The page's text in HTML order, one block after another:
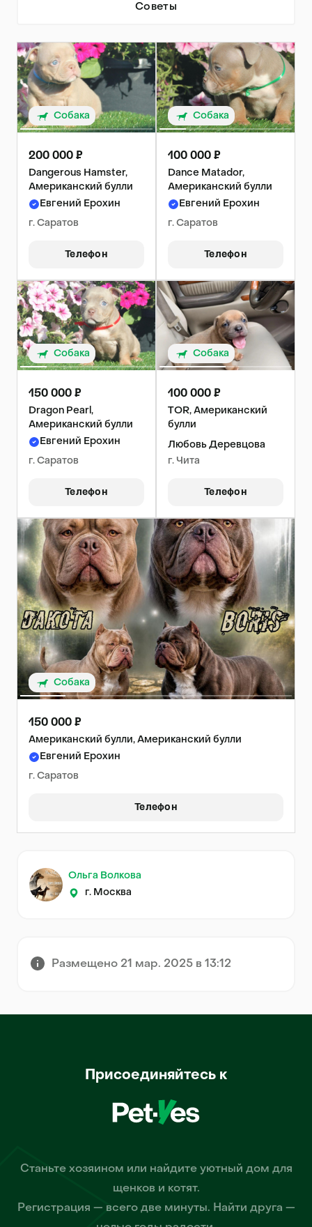
Советы
Собака
200 000 ₽
Dangerous Hamster,
Американский булли
Евгений Ерохин
г. Саратов
Телефон
Собака
100 000 ₽
Dance Matador,
Американский булли
Евгений Ерохин
г. Саратов
Телефон
Собака
150 000 ₽
Dragon Pearl,
Американский булли
Евгений Ерохин
г. Саратов
Телефон
Собака
100 000 ₽
TOR, Американский
булли
Любовь Деревцова
г. Чита
Телефон
Собака
150 000 ₽
Американский булли, Американский булли
Евгений Ерохин
г. Саратов
Телефон
Ольга Волкова
г. Москва
Размещено 21 мар. 2025 в 13:12
Присоединяйтесь к
Станьте хозяином или найдите уютный дом для
щенков и котят.
Регистрация — всего две минуты. Найти друга —